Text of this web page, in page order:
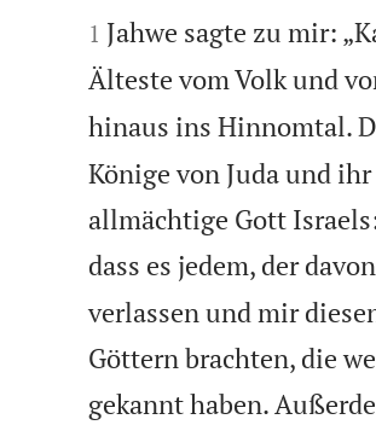


1 Jahwe sagte zu mir:
Älteste vom Volk und
hinaus ins Hinnomtal.
Könige von Juda und
allmächtige Gott
dass es jedem, der
verlassen und mir
Göttern brachten, die
gekannt haben.